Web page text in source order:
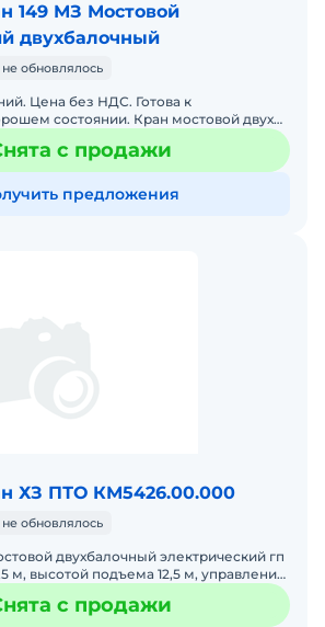
149 МЗ Мостовой
двухбалочный
обновлялось
Цена без НДС. Готова к
Кран мостовой двух
капитального ремонта(2018г.):
с продажи
предложения
ХЗ ПТО КМ5426.00.000
обновлялось
двухбалочный электрический гп
м, высотой подъема 12,5 м, управление
с продажи